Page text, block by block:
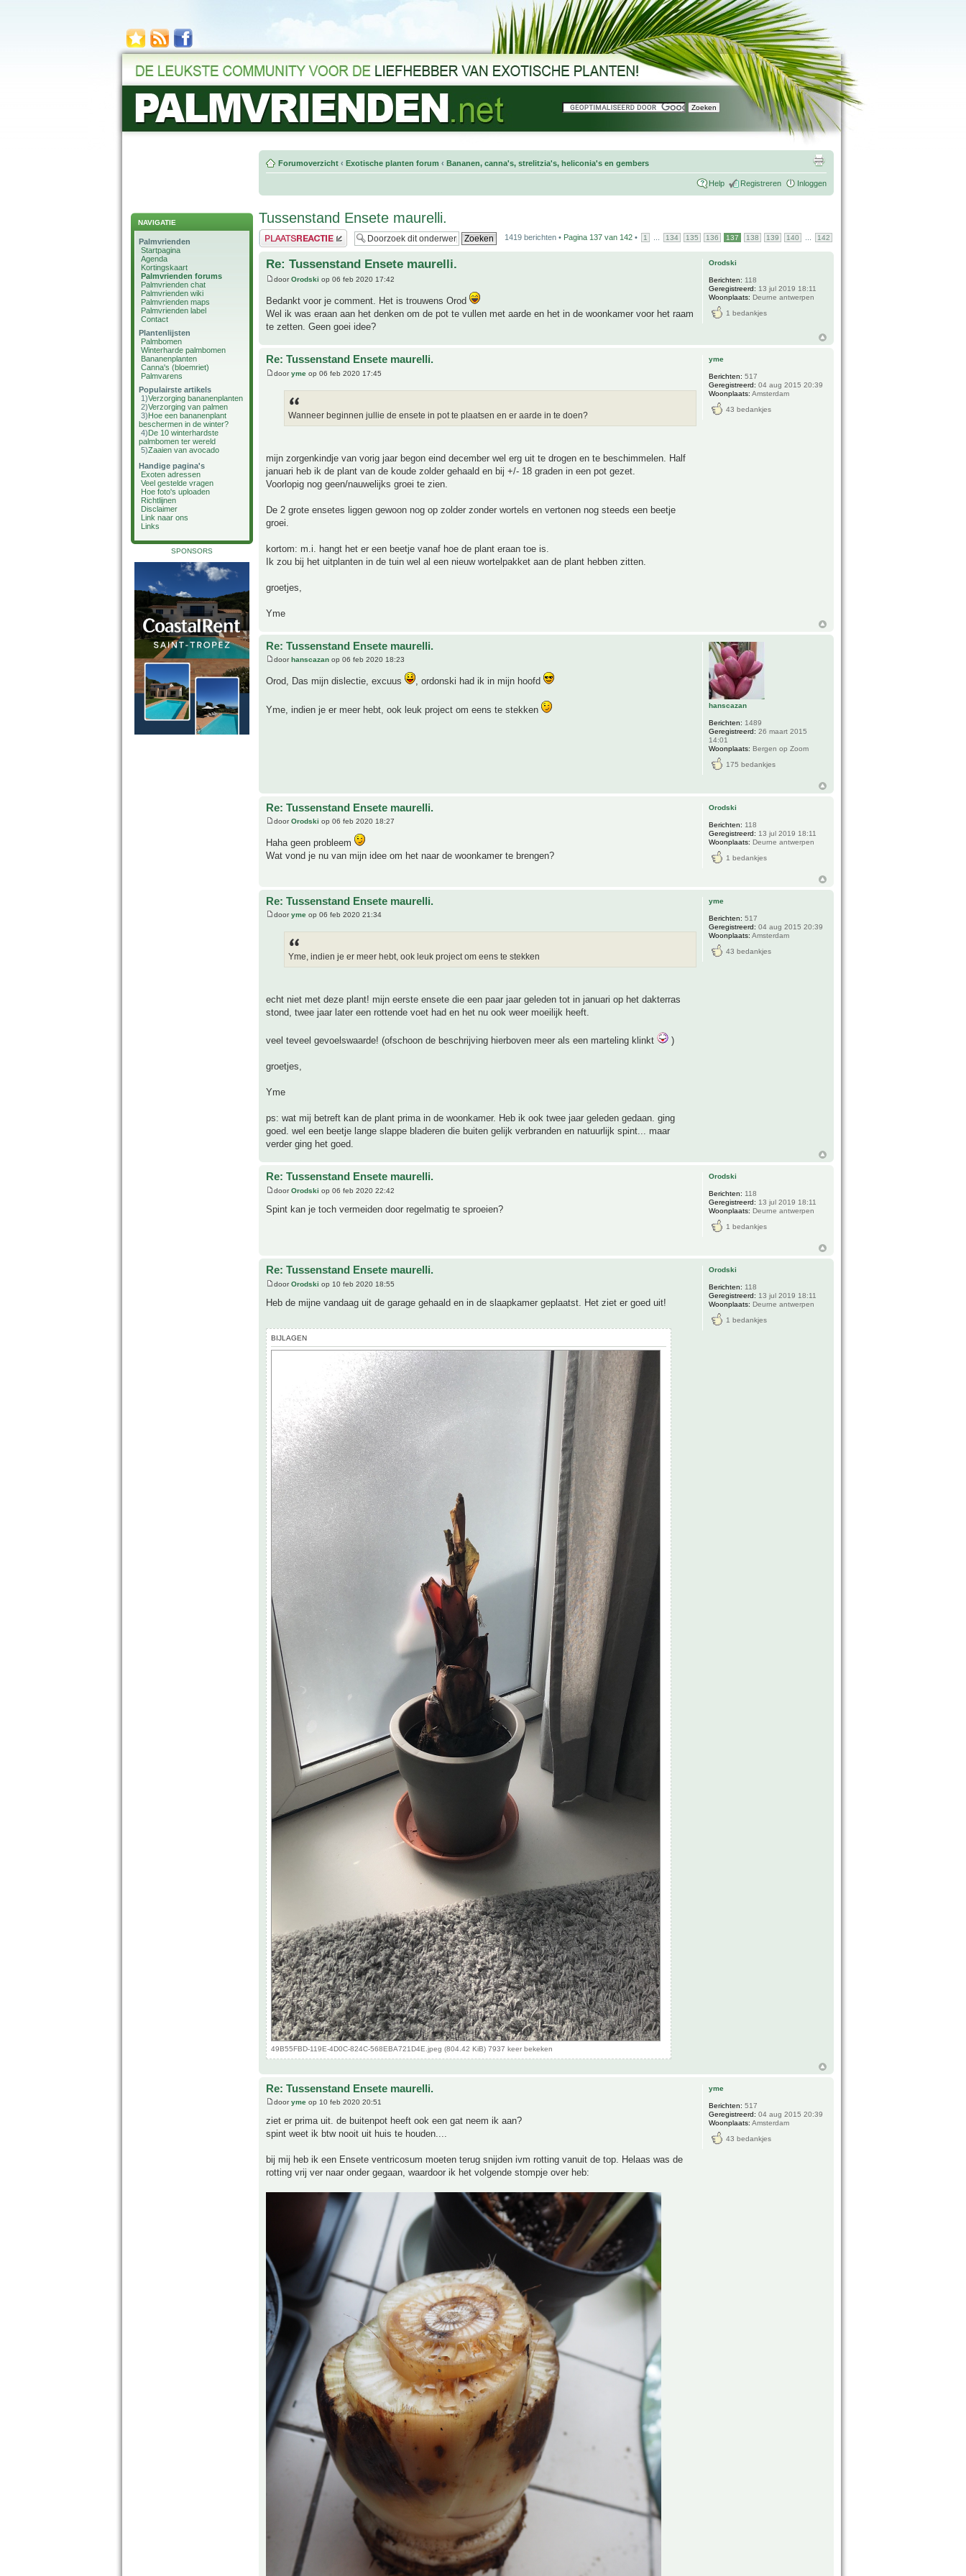
NAVIGATIE
Palmvrienden
Startpagina
Agenda
Kortingskaart
Palmvrienden forums
Palmvrienden chat
Palmvrienden wiki
Palmvrienden maps
Palmvrienden label
Contact
Plantenlijsten
Palmbomen
Winterharde palmbomen
Bananenplanten
Canna's (bloemriet)
Palmvarens
Populairste artikels
1)Verzorging bananenplanten
2)Verzorging van palmen
3)Hoe een bananenplant
beschermen in de winter?
4)De 10 winterhardste
palmbomen ter wereld
5)Zaaien van avocado
Handige pagina's
Exoten adressen
Veel gestelde vragen
Hoe foto's uploaden
Richtlijnen
Disclaimer
Link naar ons
Links
SPONSORS
Forumoverzicht ‹ Exotische planten forum ‹ Bananen, canna's, strelitzia's, heliconia's en gembers
Help Registreren Inloggen
Tussenstand Ensete maurelli.
Plaats een reactie 1419 berichten • Pagina 137 van 142 • 1 134 135 136 137 138 139 140 142
Re: Tussenstand Ensete maurelli.
doorOrodski op 06 feb 2020 17:42
Bedankt voor je comment. Het is trouwens Orod
Wel ik was eraan aan het denken om de pot te vullen met aarde en het in de woonkamer voor het raam
te zetten. Geen goei idee?
Orodski
Berichten: 118
Geregistreerd: 13 jul 2019 18:11
Woonplaats: Deurne antwerpen
1 bedankjes
Re: Tussenstand Ensete maurelli.
dooryme op 06 feb 2020 17:45
Wanneer beginnen jullie de ensete in pot te plaatsen en er aarde in te doen?
mijn zorgenkindje van vorig jaar begon eind december wel erg uit te drogen en te beschimmelen. Half
januari heb ik de plant van de koude zolder gehaald en bij +/- 18 graden in een pot gezet.
Voorlopig nog geen/nauwelijks groei te zien.
De 2 grote ensetes liggen gewoon nog op zolder zonder wortels en vertonen nog steeds een beetje
groei.
kortom: m.i. hangt het er een beetje vanaf hoe de plant eraan toe is.
Ik zou bij het uitplanten in de tuin wel al een nieuw wortelpakket aan de plant hebben zitten.
groetjes,
Yme
yme
Berichten: 517
Geregistreerd: 04 aug 2015 20:39
Woonplaats: Amsterdam
43 bedankjes
Re: Tussenstand Ensete maurelli.
doorhanscazan op 06 feb 2020 18:23
Orod, Das mijn dislectie, excuus , ordonski had ik in mijn hoofd
Yme, indien je er meer hebt, ook leuk project om eens te stekken hanscazan
Berichten: 1489
Geregistreerd: 26 maart 2015
14:01
Woonplaats: Bergen op Zoom
175 bedankjes
Re: Tussenstand Ensete maurelli.
doorOrodski op 06 feb 2020 18:27
Haha geen probleem
Wat vond je nu van mijn idee om het naar de woonkamer te brengen?
Orodski
Berichten: 118
Geregistreerd: 13 jul 2019 18:11
Woonplaats: Deurne antwerpen
1 bedankjes
Re: Tussenstand Ensete maurelli.
dooryme op 06 feb 2020 21:34
Yme, indien je er meer hebt, ook leuk project om eens te stekken
echt niet met deze plant! mijn eerste ensete die een paar jaar geleden tot in januari op het dakterras
stond, twee jaar later een rottende voet had en het nu ook weer moeilijk heeft.
veel teveel gevoelswaarde! (ofschoon de beschrijving hierboven meer als een marteling klinkt )
groetjes,
Yme
ps: wat mij betreft kan de plant prima in de woonkamer. Heb ik ook twee jaar geleden gedaan. ging
goed. wel een beetje lange slappe bladeren die buiten gelijk verbranden en natuurlijk spint... maar
verder ging het goed.
yme
Berichten: 517
Geregistreerd: 04 aug 2015 20:39
Woonplaats: Amsterdam
43 bedankjes
Re: Tussenstand Ensete maurelli.
doorOrodski op 06 feb 2020 22:42
Spint kan je toch vermeiden door regelmatig te sproeien?
Orodski
Berichten: 118
Geregistreerd: 13 jul 2019 18:11
Woonplaats: Deurne antwerpen
1 bedankjes
Re: Tussenstand Ensete maurelli.
doorOrodski op 10 feb 2020 18:55
Heb de mijne vandaag uit de garage gehaald en in de slaapkamer geplaatst. Het ziet er goed uit!
BIJLAGEN
49B55FBD-119E-4D0C-824C-568EBA721D4E.jpeg (804.42 KiB) 7937 keer bekeken
Orodski
Berichten: 118
Geregistreerd: 13 jul 2019 18:11
Woonplaats: Deurne antwerpen
1 bedankjes
Re: Tussenstand Ensete maurelli.
dooryme op 10 feb 2020 20:51
ziet er prima uit. de buitenpot heeft ook een gat neem ik aan?
spint weet ik btw nooit uit huis te houden....
bij mij heb ik een Ensete ventricosum moeten terug snijden ivm rotting vanuit de top. Helaas was de
rotting vrij ver naar onder gegaan, waardoor ik het volgende stompje over heb:
yme
Berichten: 517
Geregistreerd: 04 aug 2015 20:39
Woonplaats: Amsterdam
43 bedankjes